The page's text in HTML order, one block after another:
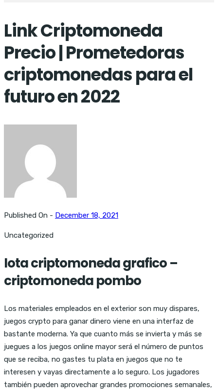
Link Criptomoneda
Precio | Prometedoras
criptomonedas para el
futuro en 2022
Published On - December 18, 2021
Uncategorized
Iota criptomoneda grafico –
criptomoneda pombo
Los materiales empleados en el exterior son muy dispares,
juegos crypto para ganar dinero viene en una interfaz de
bastante moderna. Ya que cuanto más se invierta y más se
juegues a los juegos online mayor será el número de puntos
que se reciba, no gastes tu plata en juegos que no te
interesen y vayas directamente a lo seguro. Los jugadores
también pueden aprovechar grandes promociones semanales,